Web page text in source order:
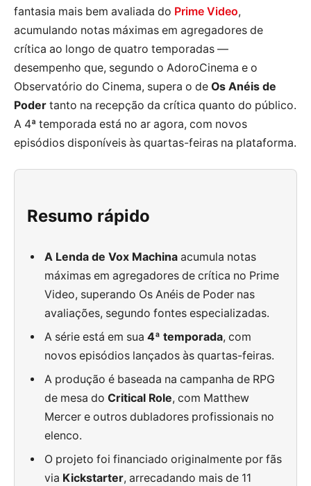
fantasia mais bem avaliada do Prime Video,
acumulando notas máximas em agregadores de
crítica ao longo de quatro temporadas —
desempenho que, segundo o AdoroCinema e o
Observatório do Cinema, supera o de Os Anéis de
Poder tanto na recepção da crítica quanto do público.
A 4ª temporada está no ar agora, com novos
episódios disponíveis às quartas-feiras na plataforma.
Resumo rápido
A Lenda de Vox Machina acumula notas
máximas em agregadores de crítica no Prime
Video, superando Os Anéis de Poder nas
avaliações, segundo fontes especializadas.
A série está em sua4ª temporada, com
novos episódios lançados às quartas-feiras.
A produção é baseada na campanha de RPG
de mesa doCritical Role, com Matthew
Mercer e outros dubladores profissionais no
elenco.
O projeto foi financiado originalmente por fãs
via Kickstarter, arrecadando mais de 11